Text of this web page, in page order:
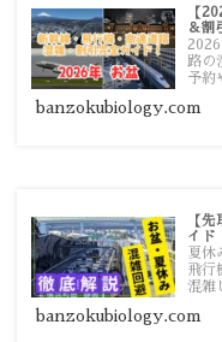
【
＆割
路の
予約
い移
banzokubiology.com
【
イド
夏休
飛行
混雑
banzokubiology.com